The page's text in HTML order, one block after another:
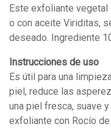
Este exfoliante vegetal
o con aceite Viriditas,
deseado. Ingrediente
Instrucciones de uso
Es útil para una
piel, reduce las
una piel fresca, suave
exfoliante con Rocío